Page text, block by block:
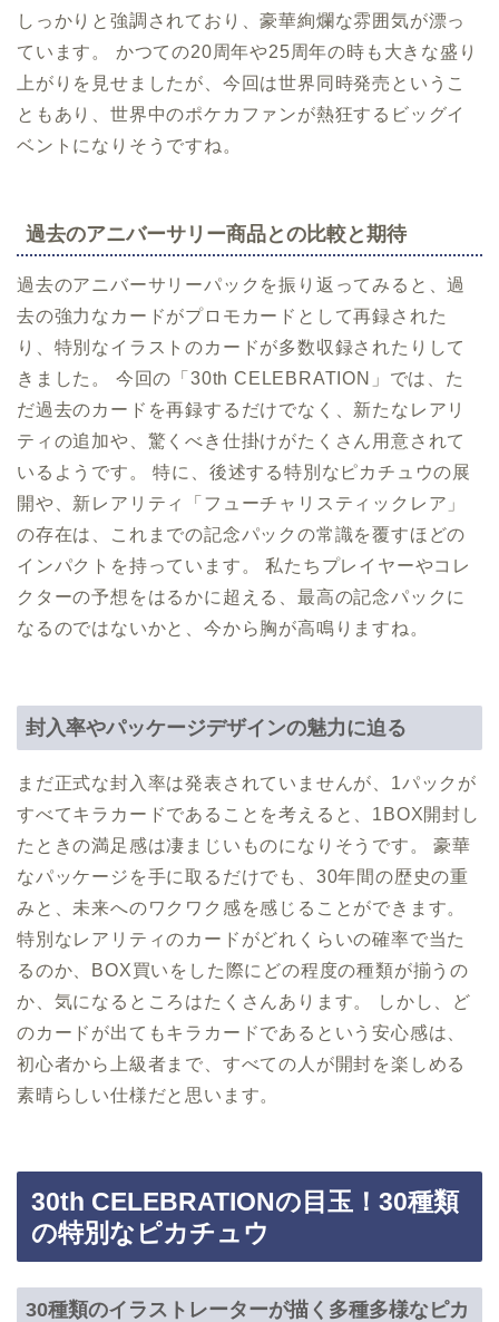
しっかりと強調されており、豪華絢爛な雰囲気が漂っ
ています。 かつての20周年や25周年の時も大きな盛り
上がりを見せましたが、今回は世界同時発売というこ
ともあり、世界中のポケカファンが熱狂するビッグイ
ベントになりそうですね。
過去のアニバーサリー商品との比較と期待
過去のアニバーサリーパックを振り返ってみると、過
去の強力なカードがプロモカードとして再録された
り、特別なイラストのカードが多数収録されたりして
きました。 今回の「30th CELEBRATION」では、た
だ過去のカードを再録するだけでなく、新たなレアリ
ティの追加や、驚くべき仕掛けがたくさん用意されて
いるようです。 特に、後述する特別なピカチュウの展
開や、新レアリティ「フューチャリスティックレア」
の存在は、これまでの記念パックの常識を覆すほどの
インパクトを持っています。 私たちプレイヤーやコレ
クターの予想をはるかに超える、最高の記念パックに
なるのではないかと、今から胸が高鳴りますね。
封入率やパッケージデザインの魅力に迫る
まだ正式な封入率は発表されていませんが、1パックが
すべてキラカードであることを考えると、1BOX開封し
たときの満足感は凄まじいものになりそうです。 豪華
なパッケージを手に取るだけでも、30年間の歴史の重
みと、未来へのワクワク感を感じることができます。
特別なレアリティのカードがどれくらいの確率で当た
るのか、BOX買いをした際にどの程度の種類が揃うの
か、気になるところはたくさんあります。 しかし、ど
のカードが出てもキラカードであるという安心感は、
初心者から上級者まで、すべての人が開封を楽しめる
素晴らしい仕様だと思います。
30th CELEBRATIONの目玉！30種類
の特別なピカチュウ
30種類のイラストレーターが描く多種多様なピカ